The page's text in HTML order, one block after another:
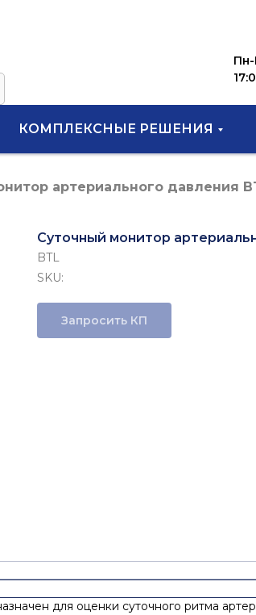
Пн-
КОМПЛЕКСНЫЕ РЕШЕНИЯ
артериального давления
Суточный монитор
BTL
SKU:
Запросить КП
для оценки суточного ритма